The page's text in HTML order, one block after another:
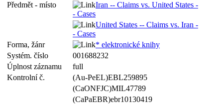
Předmět - místo
Iran -- Claims vs. United States -
- Cases
United States -- Claims vs. Iran -
- Cases
Forma, žánr
* elektronické knihy
Systém. číslo
001688232
Úplnost záznamu
full
Kontrolní č.
(Au-PeEL)EBL259895
(CaONFJC)MIL47789
(CaPaEBR)ebr10130419